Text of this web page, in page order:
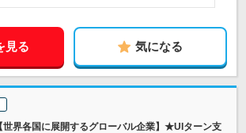
見る 気になる
世界各国に展開するグローバル企業】★UIターン支